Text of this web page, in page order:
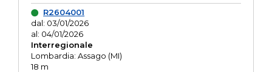
R2604001
dal: 03/01/2026
al: 04/01/2026
Interregionale
Lombardia: Assago (MI)
18 m